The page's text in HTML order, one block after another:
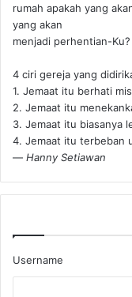
rumah apakah yang
yang akan
menjadi perhentian-Ku?
4 ciri gereja yang
1. Jemaat itu berhati
2. Jemaat itu
3. Jemaat itu biasanya
4. Jemaat itu terbeban
— Hanny Setiawan
Username